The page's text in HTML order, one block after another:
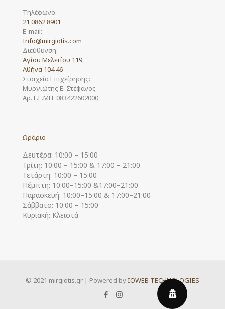
Τηλέφωνο:
21 0862 8901
E-mail:
Info@mirgiotis.com
Διεύθυνση:
Αγίου Μελετίου 119,
Αθήνα 104 46
Στοιχεία Επιχείρησης:
Μυργιώτης Ε. Στέφανος
Αρ. Γ.Ε.ΜΗ. 083422602000
Ωράριο
Δευτέρα: 10:00 – 15:00
Τρίτη: 10:00 – 15:00 & 17:00 – 21:00
Τετάρτη: 10:00 – 15:00
Πέμπτη: 10:00–15:00 &17:00–21:00
Παρασκευή: 10:00–15:00 & 17:00–21:00
Σάββατο: 10:00 – 15:00
Κυριακή: Κλειστά
© 2021 mirgiotis.gr | Powered byIOWEB TECHNOLOGIES